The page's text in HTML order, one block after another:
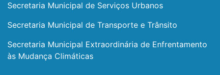
Secretaria Municipal de Serviços Urbanos
Secretaria Municipal de Transporte e Trânsito
Secretaria Municipal Extraordinária de Enfrentamento
às Mudança Climáticas